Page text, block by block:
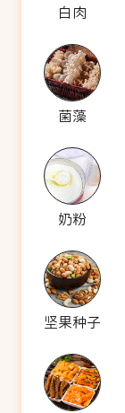
白肉
菌藻
奶粉
坚果种子